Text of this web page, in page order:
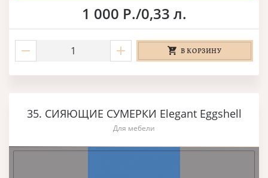
1 000 Р./0,33 л.
В КОРЗИНУ
35. СИЯЮЩИЕ СУМЕРКИ Elegant Eggshell
Для мебели